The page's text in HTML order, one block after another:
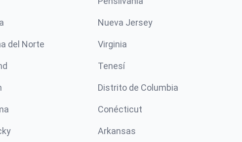
Nueva Jersey
del Norte Virginia
Tenesí
Distrito de Columbia
Conécticut
Arkansas